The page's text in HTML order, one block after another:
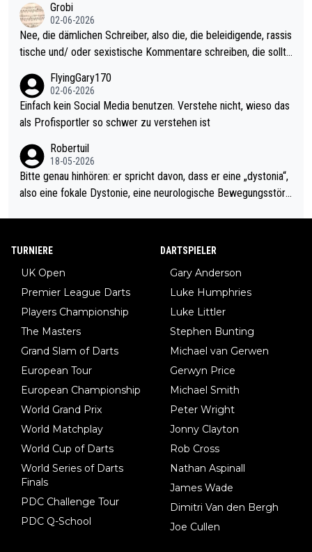
ohl wenig WDF Turniere spielen. Dies war bei Archie Self letzt
es Jahr der Fall. Er musste als amtierender Weltmeister durch
den Qualifier und ich glaube kaum, dass Mitchel sich das (in Ve
el hat.
Grobi
02-06-2026
Nee, die dämlichen Schreiber, also die, die beleidigende, rassis
tische und/ oder sexistische Kommentare schreiben, die sollte
s Leben in den Griff kriegen. Nur eins wundert mich: Luke Little
r war doch neulich erst derjenige, der über Social Media GvV p
rovoziert hat. Und Littlers Mutter schießt öfters mal gegen Ric
FlyingGary170
02-06-2026
Einfach kein Social Media benutzen. Verstehe nicht, wieso das
als Profisportler so schwer zu verstehen ist
Robertuil
18-05-2026
Bitte genau hinhören: er spricht davon, dass er eine „dystonia“,
also eine fokale Dystonie, eine neurologische Bewegungsstöru
be immer noch, dass sehr viele der Dartits-Fälle fälschlich psy
diese könnten teils wirksam behandelt werden! Dafür müsste
man nur zum Neurologen und nicht zum Mentaltrainer gehen…
TURNIERE
UK Open
Premier League Darts
Players Championship
The Masters
Grand Slam of Darts
European Tour
European Championship
World Grand Prix
World Matchplay
World Cup of Darts
World Series of Darts
Finals
PDC Challenge Tour
PDC Q-School
DARTSPIELER
Gary Anderson
Luke Humphries
Luke Littler
Stephen Bunting
Michael van Gerwen
Gerwyn Price
Michael Smith
Peter Wright
Jonny Clayton
Rob Cross
Nathan Aspinall
James Wade
Dimitri Van den Bergh
Joe Cullen